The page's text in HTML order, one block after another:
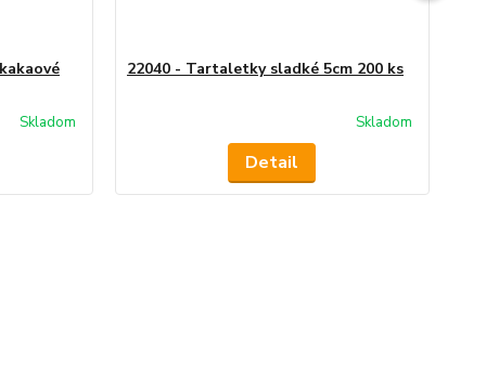
Skladom
22040 - Tartaletky sladké 5cm 200 ks
Skladom
Detail